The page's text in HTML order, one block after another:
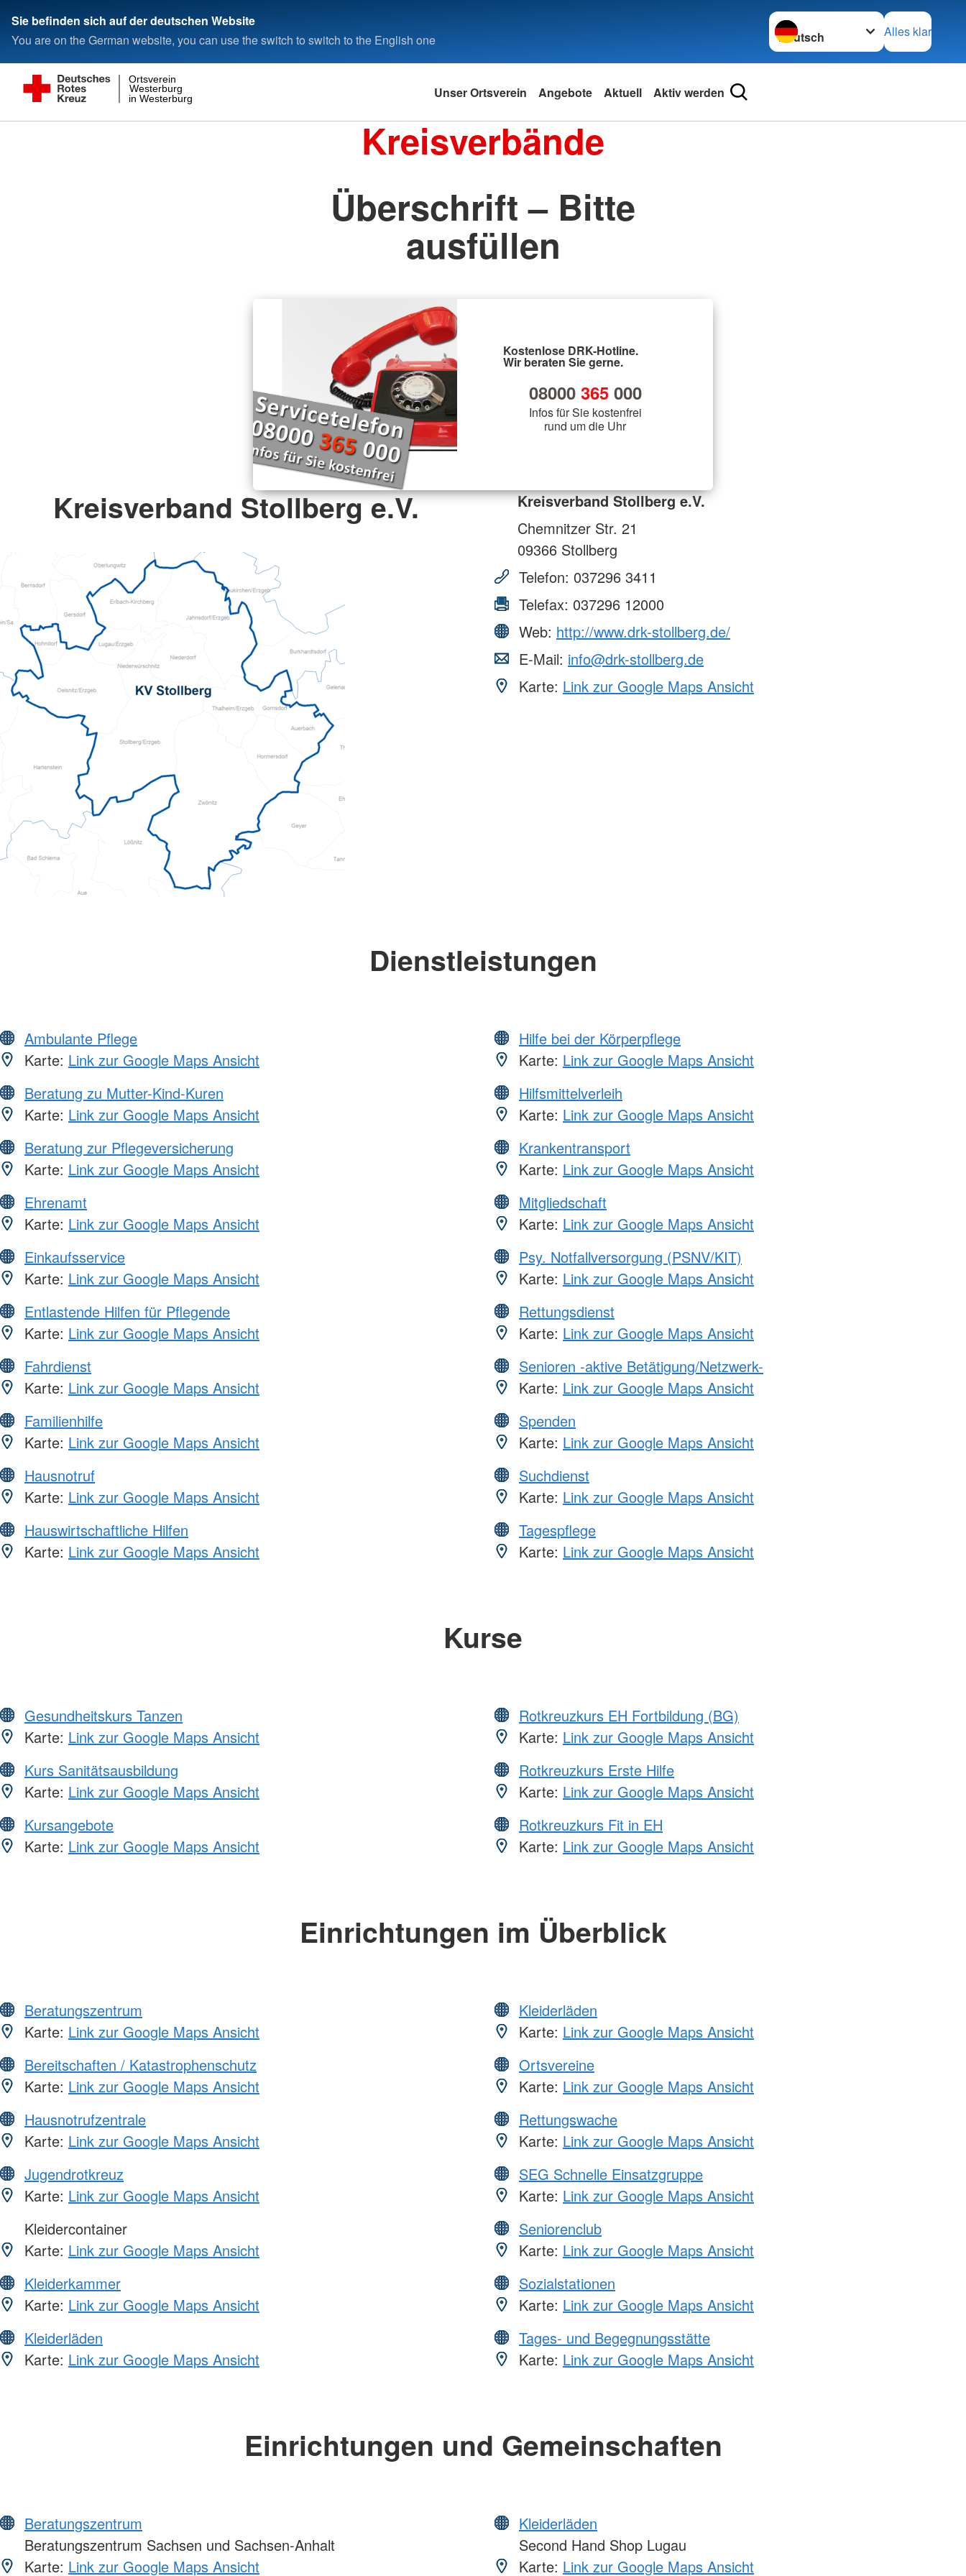
Sie befinden sich auf der deutschen Website
You are on the German website, you can use the switch to switch to the English one
Sprache wechseln zu
Alles klar
in Westerburg
Westerburg
Ortsverein
Unser Ortsverein Angebote Aktuell Aktiv werden
Kreisverbände
Überschrift – Bitte
ausfüllen
Kostenlose DRK-Hotline.
Wir beraten Sie gerne.
08000 365000
Infos für Sie kostenfrei
rund um die Uhr
Kreisverband Stollberg e.V.
Kreisverband Stollberg e.V.
Chemnitzer Str. 21
09366 Stollberg
Telefon: 037296 3411
Telefax: 037296 12000
Web: http://www.drk-stollberg.de/
E-Mail: info@drk-stollberg.de
Karte: Link zur Google Maps Ansicht
Dienstleistungen
Ambulante Pflege
Karte: Link zur Google Maps Ansicht
Beratung zu Mutter-Kind-Kuren
Karte: Link zur Google Maps Ansicht
Beratung zur Pflegeversicherung
Karte: Link zur Google Maps Ansicht
Ehrenamt
Karte: Link zur Google Maps Ansicht
Einkaufsservice
Karte: Link zur Google Maps Ansicht
Entlastende Hilfen für Pflegende
Karte: Link zur Google Maps Ansicht
Fahrdienst
Karte: Link zur Google Maps Ansicht
Familienhilfe
Karte: Link zur Google Maps Ansicht
Hausnotruf
Karte: Link zur Google Maps Ansicht
Hauswirtschaftliche Hilfen
Karte: Link zur Google Maps Ansicht
Hilfe bei der Körperpflege
Karte: Link zur Google Maps Ansicht
Hilfsmittelverleih
Karte: Link zur Google Maps Ansicht
Krankentransport
Karte: Link zur Google Maps Ansicht
Mitgliedschaft
Karte: Link zur Google Maps Ansicht
Psy. Notfallversorgung (PSNV/KIT)
Karte: Link zur Google Maps Ansicht
Rettungsdienst
Karte: Link zur Google Maps Ansicht
Senioren -aktive Betätigung/Netzwerk-
Karte: Link zur Google Maps Ansicht
Spenden
Karte: Link zur Google Maps Ansicht
Suchdienst
Karte: Link zur Google Maps Ansicht
Tagespflege
Karte: Link zur Google Maps Ansicht
Kurse
Gesundheitskurs Tanzen
Karte: Link zur Google Maps Ansicht
Kurs Sanitätsausbildung
Karte: Link zur Google Maps Ansicht
Kursangebote
Karte: Link zur Google Maps Ansicht
Rotkreuzkurs EH Fortbildung (BG)
Karte: Link zur Google Maps Ansicht
Rotkreuzkurs Erste Hilfe
Karte: Link zur Google Maps Ansicht
Rotkreuzkurs Fit in EH
Karte: Link zur Google Maps Ansicht
Einrichtungen im Überblick
Beratungszentrum
Karte: Link zur Google Maps Ansicht
Bereitschaften / Katastrophenschutz
Karte: Link zur Google Maps Ansicht
Hausnotrufzentrale
Karte: Link zur Google Maps Ansicht
Jugendrotkreuz
Karte: Link zur Google Maps Ansicht
Kleidercontainer
Karte: Link zur Google Maps Ansicht
Kleiderkammer
Karte: Link zur Google Maps Ansicht
Kleiderläden
Karte: Link zur Google Maps Ansicht
Kleiderläden
Karte: Link zur Google Maps Ansicht
Ortsvereine
Karte: Link zur Google Maps Ansicht
Rettungswache
Karte: Link zur Google Maps Ansicht
SEG Schnelle Einsatzgruppe
Karte: Link zur Google Maps Ansicht
Seniorenclub
Karte: Link zur Google Maps Ansicht
Sozialstationen
Karte: Link zur Google Maps Ansicht
Tages- und Begegnungsstätte
Karte: Link zur Google Maps Ansicht
Einrichtungen und Gemeinschaften
Beratungszentrum
Beratungszentrum Sachsen und Sachsen-Anhalt
Karte: Link zur Google Maps Ansicht
Kleiderläden
Second Hand Shop Lugau
Karte: Link zur Google Maps Ansicht